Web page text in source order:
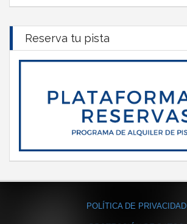
Reserva tu pista
POLÍTICA DE PRIVACIDAD